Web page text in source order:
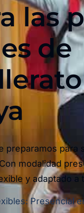
las
de
preparamos para
Con modalidad
y adaptado a
Presencial